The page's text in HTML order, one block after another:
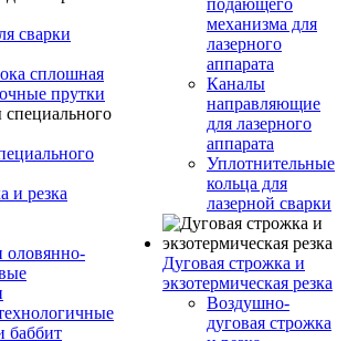
сварки
сплошная
прутки
и резка
баббит
подающего
механизма для
лазерного
аппарата
Каналы
направляющие
для лазерного
аппарата
Уплотнительные
кольца для
лазерной сварки
Дуговая строжка и
экзотермическая резка
Воздушно-
дуговая строжка